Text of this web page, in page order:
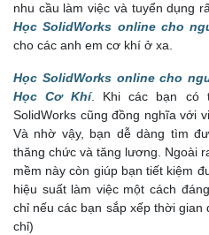
nhu cầu làm việc và tuyển dụng
Học SolidWorks online cho
cho các anh em cơ khí ở xa.
Học SolidWorks online cho
Học Cơ Khí. Khi các bạn có
SolidWorks cũng đồng nghĩa với
Và nhờ vậy, bạn dễ dàng tìm
thăng chức và tăng lương. Ngoài
mềm này còn giúp bạn tiết kiệm
hiệu suất làm việc một cách
chỉ nếu các bạn sắp xếp thời
chỉ)